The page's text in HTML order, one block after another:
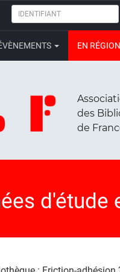
IDENTIFIANT
EN RÉGION
des
de
d'étude